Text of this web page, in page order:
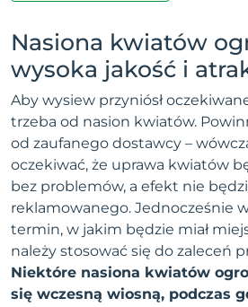
Nasiona kwiatów
wysoka jakość i
Aby wysiew przyniósł
trzeba od nasion kwiatów.
od zaufanego dostawcy –
oczekiwać, że uprawa kwiatów
bez problemów, a efekt nie
reklamowanego. Jednocześnie
termin, w jakim będzie miał
należy stosować się do zaleceń
Niektóre nasiona kwiatów
się wczesną wiosną, podczas